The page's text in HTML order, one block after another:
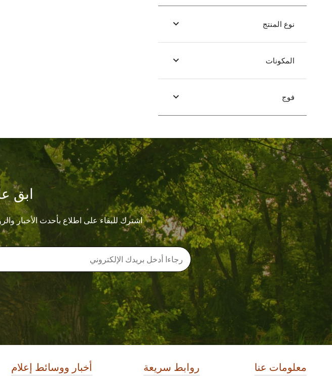
نوع المنتج
المكونات
فوج
ابق
اشترك للبقاء على اطلاع بأحدث الأخبار
معلومات عنا روابط سريعة أخبار ووسائط إعلام